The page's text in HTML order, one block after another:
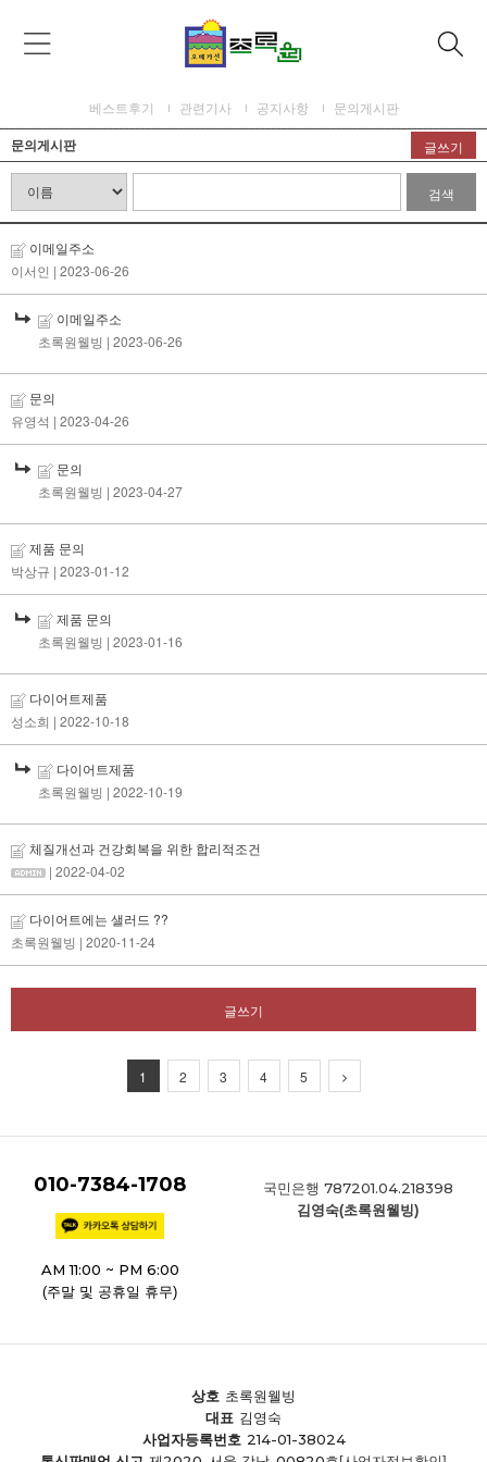
베스트후기 관련기사 공지사항 문의게시판
문의게시판 글쓰기
검색
이메일주소
이서인 | 2023-06-26
이메일주소
초록원웰빙 | 2023-06-26
문의
유영석 | 2023-04-26
문의
초록원웰빙 | 2023-04-27
제품 문의
박상규 | 2023-01-12
제품 문의
초록원웰빙 | 2023-01-16
다이어트제품
성소희 | 2022-10-18
다이어트제품
초록원웰빙 | 2022-10-19
체질개선과 건강회복을 위한 합리적조건
| 2022-04-02
다이어트에는 샐러드 ??
초록원웰빙 | 2020-11-24
글쓰기
1 2 3 4 5
010-7384-1708
AM 11:00 ~ PM 6:00
(주말 및 공휴일 휴무)
국민은행 787201.04.218398
김영숙(초록원웰빙)
상호 초록원웰빙
대표 김영숙
사업자등록번호 214-01-38024